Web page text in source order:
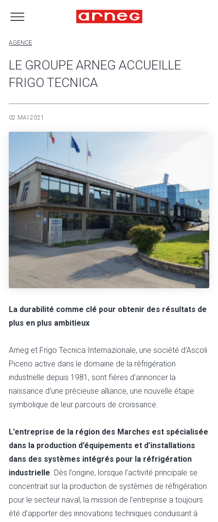
AGENCE
LE GROUPE ARNEG ACCUEILLE
FRIGO TECNICA
02 MAI 2021
La durabilité comme clé pour obtenir des résultats de
plus en plus ambitieux
Arneg et Frigo Tecnica Internazionale, une société d’Ascoli
Piceno active dans le domaine de la réfrigération
industrielle depuis 1981, sont fières d’annoncer la
naissance d’une précieuse alliance, une nouvelle étape
symbolique de leur parcours de croissance.
L’entreprise de la région des Marches est spécialisée
dans la production d’équipements et d’installations
dans des systèmes intégrés pour la réfrigération
industrielle. Dès l’origine, lorsque l’activité principale se
concentrait sur la production de systèmes de réfrigération
pour le secteur naval, la mission de l’entreprise a toujours
été d’apporter des innovations techniques conduisant à